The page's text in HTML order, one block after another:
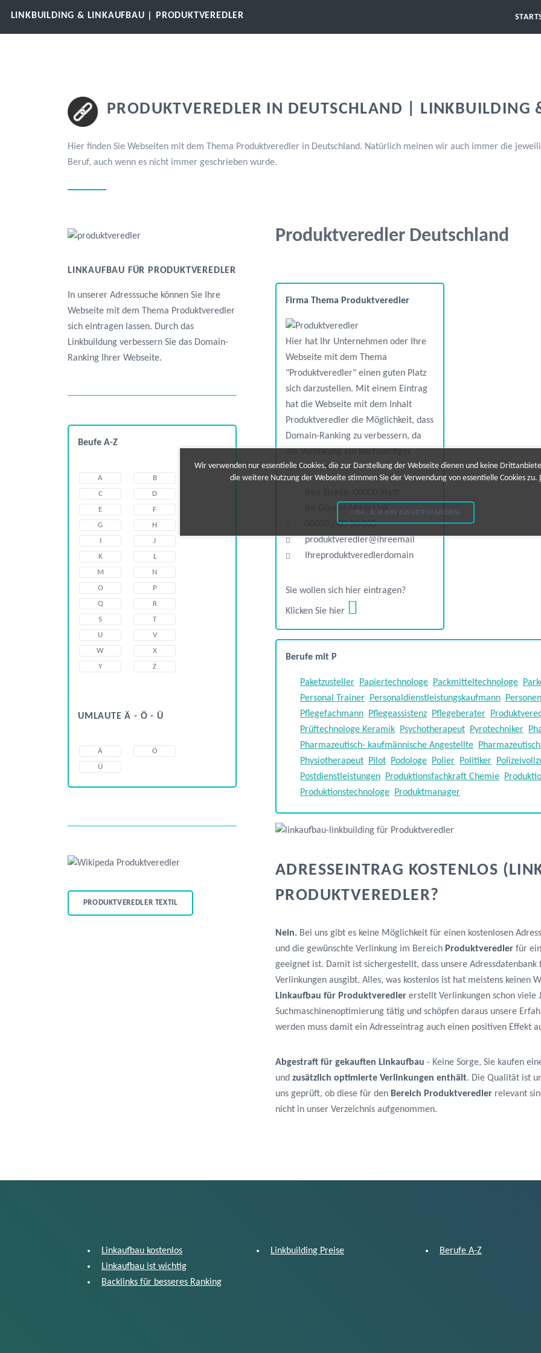
LINKBUILDING & LINKAUFBAU | PRODUKTVEREDLER
PRODUKTVEREDLER IN DEUTSCHLAND | LINKBUILDING
Hier finden Sie Webseiten mit dem Thema Produktveredler in Deutschland. Natürlich meinen wir auch immer die
Beruf, auch wenn es nicht immer geschrieben wurde.
Produktveredler Deutschland
Firma Thema Produktveredler
Hier hat Ihr Unternehmen oder Ihre
Webseite mit dem Thema
"Produktveredler" einen guten Platz
sich darzustellen. Mit einem Eintrag
hat die Webseite mit dem Inhalt
Produktveredler die Möglichkeit, dass
Domain-Ranking zu verbessern, da
Backlink ist.
Ihr Google-Maps Link
00000 / 00 00 000
produktveredler@ihreemail
Ihreproduktveredlerdomain
Sie wollen sich hier eintragen?
Klicken Sie hier
Berufe mit P
Paketzusteller Papiertechnologe Packmitteltechnologe
Personal Trainer
Personaldienstleistungskaufmann
Pflegefachmann
Pflegeassistenz Pflegeberater
Prüftechnologe Keramik
Psychotherapeut Pyrotechniker
Pharmazeutisch- kaufmännische Angestellte
Physiotherapeut
Pilot Podologe Polier Politiker
Postdienstleistungen
Produktionsfachkraft Chemie
Produktionstechnologe
Produktmanager
ADRESSEINTRAG KOSTENLOS
PRODUKTVEREDLER?
Nein. Bei uns gibt es keine Möglichkeit für einen kostenlosen
und die gewünschte Verlinkung im Bereich Produktveredler für
geeignet ist. Damit ist sichergestellt, dass unsere
Verlinkungen ausgibt. Alles, was kostenlos ist hat meistens keinen
Linkaufbau für Produktveredler erstellt Verlinkungen schon viele
Suchmaschinenoptimierung tätig und schöpfen daraus unsere
werden muss damit ein Adresseintrag auch einen positiven Effekt
Abgestraft für gekauften Linkaufbau - Keine Sorge, Sie kaufen
und zusätzlich optimierte Verlinkungen enthält. Die Qualität ist
uns geprüft, ob diese für den Bereich Produktveredler relevant
nicht in unser Verzeichnis aufgenommen.
LINKAUFBAU FÜR PRODUKTVEREDLER
In unserer Adresssuche können Sie Ihre
Webseite mit dem Thema Produktveredler
sich eintragen lassen. Durch das
Linkbuildung verbessern Sie das Domain-
Ranking Ihrer Webseite.
Beufe A-Z
A
B
C
D
E
F
G
H
I
J
K
L
M
N
O
P
Q
R
S
T
U
V
W
X
Y
Z
UMLAUTE Ä - Ö - Ü
Ä
Ö
Ü
PRODUKTVEREDLER TEXTIL
Linkaufbau kostenlos
Linkaufbau ist wichtig
Backlinks für besseres Ranking
Linkbuilding Preise Berufe A-Z
Wir verwenden nur essentielle Cookies, die zur Darstellung der Webseite dienen und keine
die weitere Nutzung der Webseite stimmen Sie der Verwendung von essentielle Cookies zu.
OK, ICH BIN EINVERSTANDEN.